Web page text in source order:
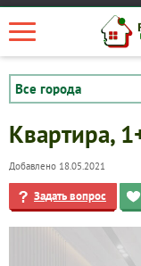
Квартира,
Добавлено 18.05.2021
Задать вопрос